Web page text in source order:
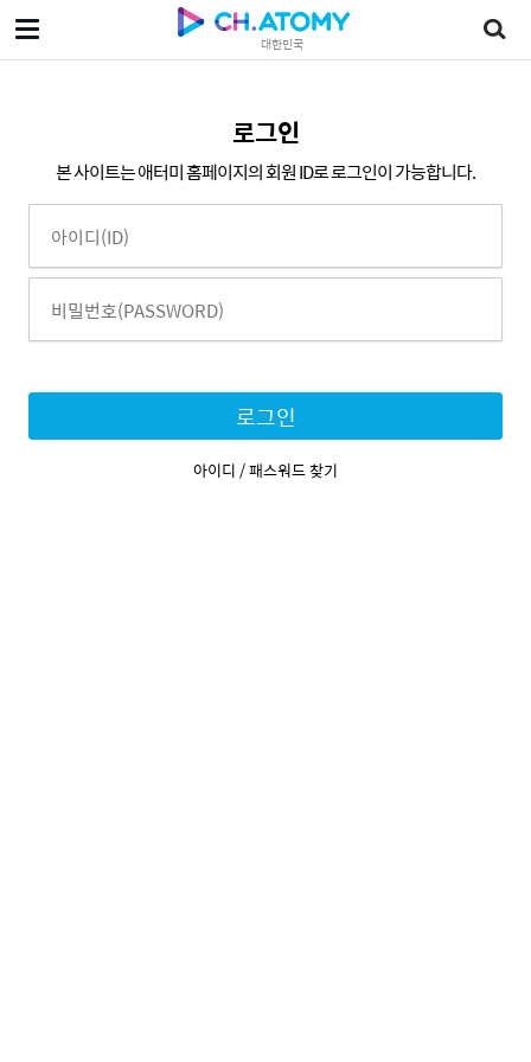
대한민국
로그인
본 사이트는 애터미 홈페이지의 회원 ID로 로그인이 가능합니다.
로그인
아이디 / 패스워드 찾기